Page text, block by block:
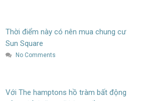
Thời điểm này có nên mua chung cư
Sun Square
No Comments
Với The hamptons hồ tràm bất động